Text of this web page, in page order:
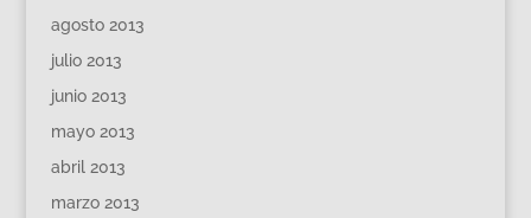
agosto 2013
julio 2013
junio 2013
mayo 2013
abril 2013
marzo 2013